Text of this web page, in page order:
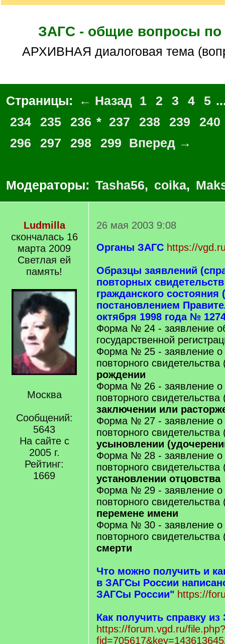
ЗАГС - общие вопросы по
АРХИВНАЯ диалоговая тема
Страницы: ← Назад 1 2 3 4 5
234
235 236 * 237 238 239 240
296
297 298 299 Вперед →
Модераторы: Tasha56, coika,
Ludmilla
скончалась 16
марта 2009
Светлая ей
память!
Москва
Сообщений:
5643
На сайте с
2005 г.
Рейтинг:
1669
26 мая 2003 9:08
Органы ЗАГС https://
Образцы заявлений
повторных свидетельств
гражданского
постановлением
октября 1998 года №
Форма № 24 - заявление
государственной
Форма № 25 - заявление о
повторного
рождении
Форма № 26 - заявление о
повторного
заключении или
Форма № 27 - заявление о
повторного
усыновлении
Форма № 28 - заявление о
повторного
установлении отцовства
Форма № 29 - заявление о
повторного
перемене имени
Форма № 30 - заявление о
повторного
смерти
Что можно получить и
в ЗАГСы России
ЗАГСы России" https://
Как получить справку
https://forum.vgd.ru/file.php?